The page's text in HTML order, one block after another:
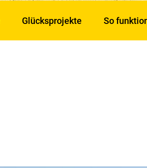
Glücksprojekte So